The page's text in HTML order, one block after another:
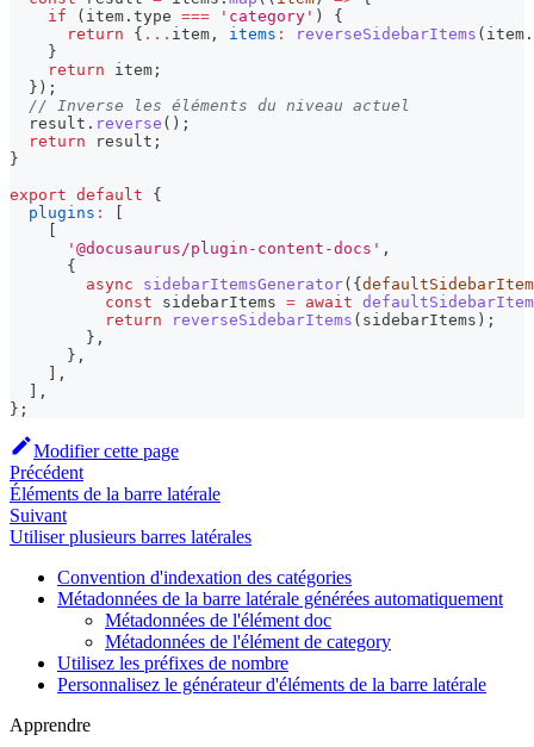
if
( item . type === 'category' )
{
return
{ ... item , items : reverseSidebarItems ( item .
}
return item ;
} ) ;
// Inverse les éléments du niveau actuel
  result
. reverse ( ) ;
return result ;
}
export default
{
plugins :
[
[
'@docusaurus/plugin-content-docs' ,
{
async
sidebarItemsGenerator( {
const sidebarItems = await
return
reverseSidebarItems ( sidebarItems ) ;
} ,
} ,
] ,
] ,
} ;
Modifier cette page
Précédent
Éléments de la barre latérale
Suivant
Utiliser plusieurs barres latérales
Convention d'indexation des catégories
Métadonnées de la barre latérale générées automatiquement
Métadonnées de l'élément doc
Métadonnées de l'élément de category
Utilisez les préfixes de nombre
Personnalisez le générateur d'éléments de la barre latérale
Apprendre